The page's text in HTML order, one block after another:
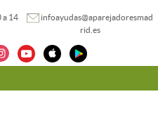
a 14
infoayudas@aparejadoresmad
rid.es